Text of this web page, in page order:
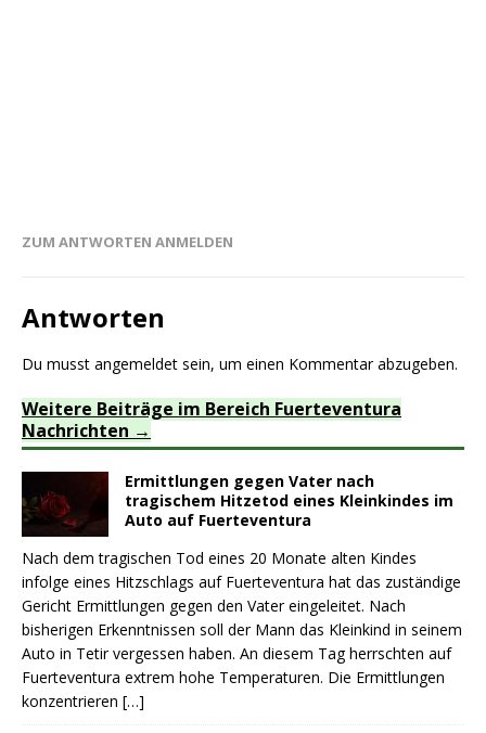
ZUM ANTWORTEN ANMELDEN
Antworten
Du musst angemeldet sein, um einen Kommentar abzugeben.
Weitere Beiträge im Bereich Fuerteventura
Nachrichten
Ermittlungen gegen Vater nach
tragischem Hitzetod eines Kleinkindes im
Auto auf Fuerteventura
Nach dem tragischen Tod eines 20 Monate alten Kindes
infolge eines Hitzschlags auf Fuerteventura hat das zuständige
Gericht Ermittlungen gegen den Vater eingeleitet. Nach
bisherigen Erkenntnissen soll der Mann das Kleinkind in seinem
Auto in Tetir vergessen haben. An diesem Tag herrschten auf
Fuerteventura extrem hohe Temperaturen. Die Ermittlungen
konzentrieren […]